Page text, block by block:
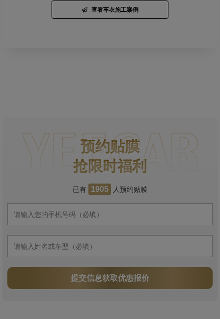
查看车衣施工案例
预约贴膜
抢限时福利
已有 1905 人预约贴膜
提交信息获取优惠报价